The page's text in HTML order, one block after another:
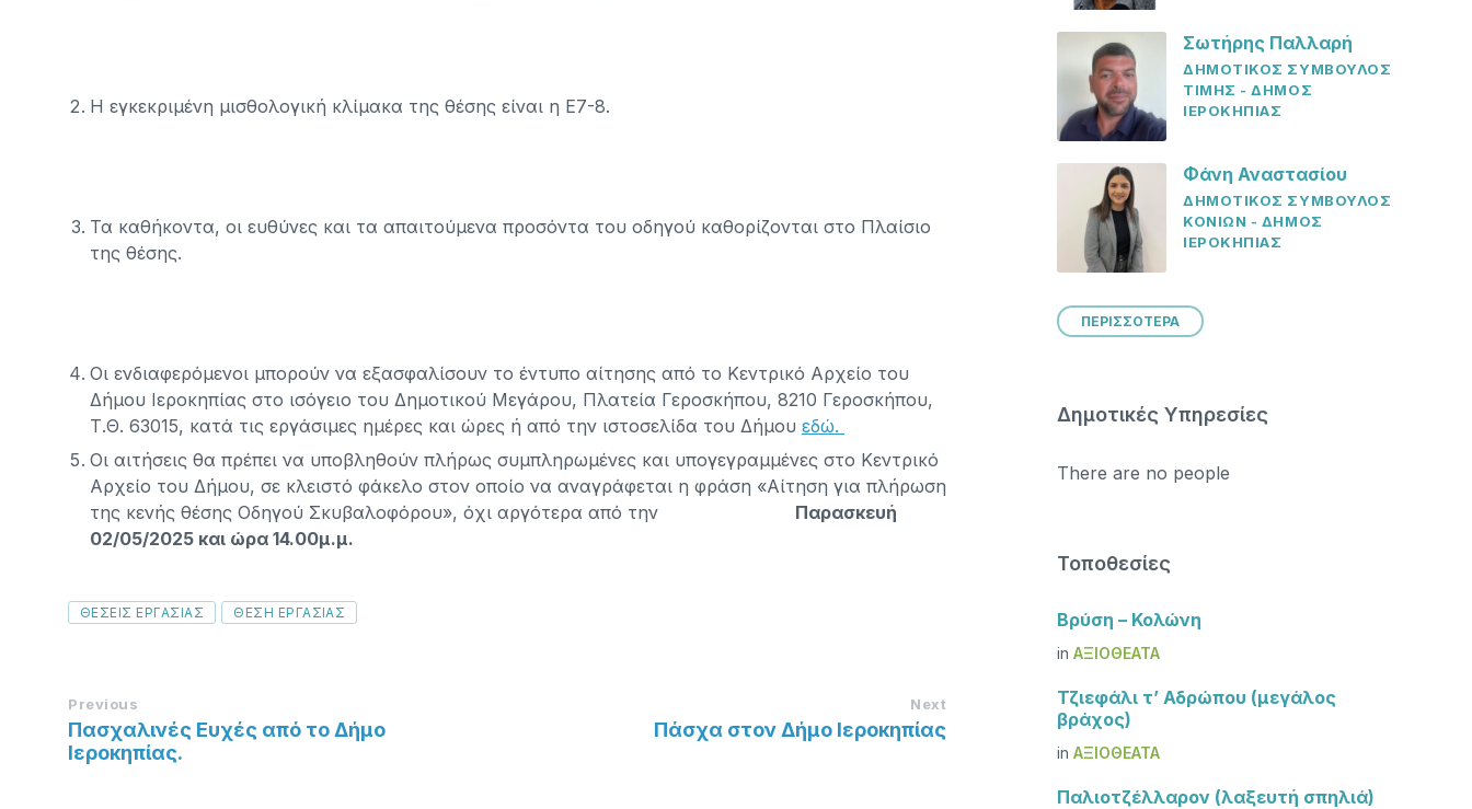
Η εγκεκριμένη μισθολογική κλίμακα της θέσης είναι η E7-8.
Τα καθήκοντα, οι ευθύνες και τα απαιτούμενα προσόντα του οδηγού καθορίζονται στο Πλαίσιο
της θέσης.
Οι ενδιαφερόμενοι μπορούν να εξασφαλίσουν το έντυπο αίτησης από το Κεντρικό Αρχείο του
Δήμου Ιεροκηπίας στο ισόγειο του Δημοτικού Μεγάρου, Πλατεία Γεροσκήπου, 8210 Γεροσκήπου,
Τ.Θ. 63015, κατά τις εργάσιμες ημέρες και ώρες ή από την ιστοσελίδα του Δήμου εδώ.
Οι αιτήσεις θα πρέπει να υποβληθούν πλήρως συμπληρωμένες και υπογεγραμμένες στο Κεντρικό
Αρχείο του Δήμου, σε κλειστό φάκελο στον οποίο να αναγράφεται η φράση «Αίτηση για πλήρωση
της κενής θέσης Οδηγού Σκυβαλοφόρου», όχι αργότερα από την Παρασκευή
02/05/2025 και ώρα 14.00μ.μ.
Tags
ΘΕΣΕΙΣ ΕΡΓΑΣΊΑΣ ΘΕΣΗ ΕΡΓΑΣΙΑΣ
Previous
Πασχαλινές Ευχές από το Δήμο
Ιεροκηπίας.
Next
Πάσχα στον Δήμο Ιεροκηπίας
Σωτήρης Παλλαρή
ΔΗΜΟΤΙΚΟΣ ΣΥΜΒΟΥΛΟΣ
ΤΙΜΗΣ - ΔΗΜΟΣ
ΙΕΡΟΚΗΠΙΑΣ
Φάνη Αναστασίου
ΔΗΜΟΤΙΚΟΣ ΣΥΜΒΟΥΛΟΣ
ΚΟΝΙΩΝ - ΔΗΜΟΣ
ΙΕΡΟΚΗΠΙΑΣ
ΠΕΡΙΣΣΟΤΕΡΑ
Δημοτικές Υπηρεσίες
There are no people
Τοποθεσίες
Βρύση – Κολώνη
inΑΞΙΟΘΈΑΤΑ
Τζιεφάλι τ’ Αδρώπου (μεγάλος
βράχος)
inΑΞΙΟΘΈΑΤΑ
Παλιοτζέλλαρον (λαξευτή σπηλιά)